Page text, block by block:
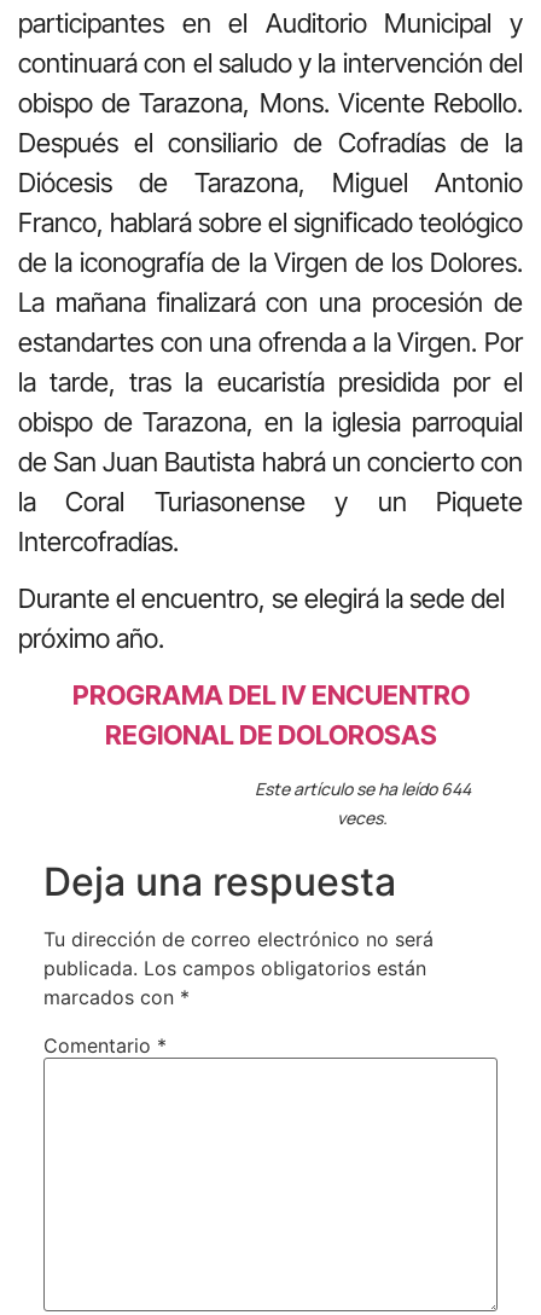
participantes en el Auditorio Municipal y
continuará con el saludo y la intervención del
obispo de Tarazona, Mons. Vicente Rebollo.
Después el consiliario de Cofradías de la
Diócesis de Tarazona, Miguel Antonio
Franco, hablará sobre el significado teológico
de la iconografía de la Virgen de los Dolores.
La mañana finalizará con una procesión de
estandartes con una ofrenda a la Virgen. Por
la tarde, tras la eucaristía presidida por el
obispo de Tarazona, en la iglesia parroquial
de San Juan Bautista habrá un concierto con
la Coral Turiasonense y un Piquete
Intercofradías.
Durante el encuentro, se elegirá la sede del
próximo año.
PROGRAMA DEL IV ENCUENTRO
REGIONAL DE DOLOROSAS
Este artículo se ha leído 644
veces.
Deja una respuesta
Tu dirección de correo electrónico no será
publicada. Los campos obligatorios están
marcados con *
Comentario *